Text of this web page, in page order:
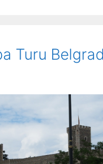
Turu